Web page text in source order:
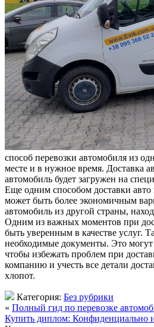
способ перевозки автомобиля из
месте и в нужное время. Доставка
автомобиль будет загружен на
Еще одним способом доставки авто
может быть более экономичным
автомобиль из другой страны,
Одним из важных моментов при
быть уверенным в качестве услуг.
необходимые документы. Это
чтобы избежать проблем при
компанию и учесть все детали
хлопот.
Категория: Без рубрики
« Полный гид по перевозке
Купить диплом: Конфиденциально